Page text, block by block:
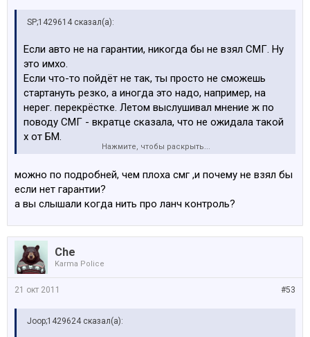
SP;1429614 сказал(а):
Если авто не на гарантии, никогда бы не взял СМГ. Ну
это имхо.
Если что-то пойдёт не так, ты просто не сможешь
стартануть резко, а иногда это надо, например, на
нерег. перекрёстке. Летом выслушивал мнение ж по
поводу СМГ - вкратце сказала, что не ожидала такой
х от БМ.
Тот, кто говорит, что на этой коробке надо уметь
любви к БМ.
Нажмите, чтобы раскрыть...
можно по подробней, чем плоха смг ,и почему не взял бы
если нет гарантии?
а вы слышали когда нить про ланч контроль?
Che
Karma Police
#53
21 окт 2011
Joop;1429624 сказал(а):